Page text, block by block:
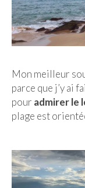
Mon meilleur
parce que j’y ai
pour admirer le
plage est